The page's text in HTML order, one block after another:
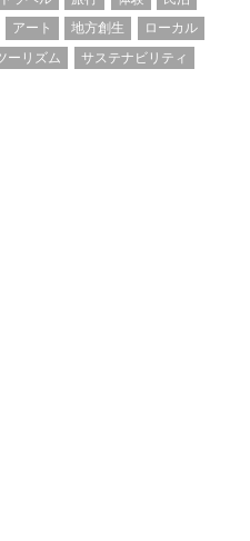
アート 地方創生
ローカル
ーリズム
サステナビリティ